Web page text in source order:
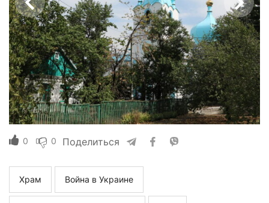
0 0 Поделиться
Храм Война в Украине